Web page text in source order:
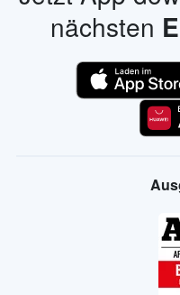
nächsten